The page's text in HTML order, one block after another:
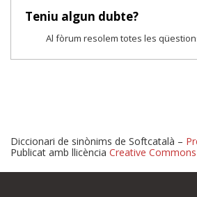
Teniu algun dubte?
Al fòrum resolem totes les
Diccionari de sinònims de Softcatalà –
Publicat amb llicència Creative Commons